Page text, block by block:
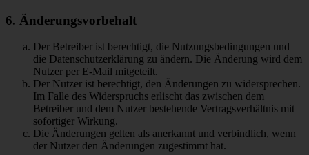
6. Änderungsvorbehalt
Der Betreiber ist berechtigt, die Nutzungsbedingungen und
die Datenschutzerklärung zu ändern. Die Änderung wird dem
Nutzer per E-Mail mitgeteilt.
Der Nutzer ist berechtigt, den Änderungen zu widersprechen.
Im Falle des Widerspruchs erlischt das zwischen dem
Betreiber und dem Nutzer bestehende Vertragsverhältnis mit
sofortiger Wirkung.
Die Änderungen gelten als anerkannt und verbindlich, wenn
der Nutzer den Änderungen zugestimmt hat.